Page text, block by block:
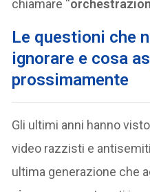
chiamare “
Le questioni che
ignorare e cosa
prossimamente
Gli ultimi anni hanno
video razzisti e
ultima generazione che